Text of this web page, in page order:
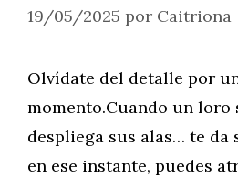
19/05/2025 por Caitriona
Olvídate del detalle por
momento.Cuando un loro
despliega sus alas… te da
en ese instante, puedes